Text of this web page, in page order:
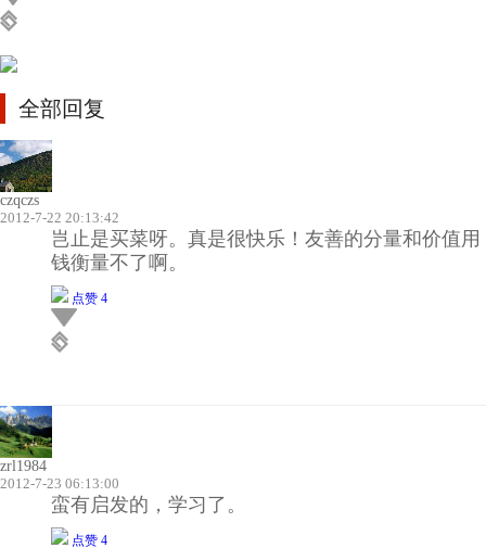
全部回复
czqczs
2012-7-22 20:13:42
岂止是买菜呀。真是很快乐！友善的分量和价值用
钱衡量不了啊。
点赞 4
zrl1984
2012-7-23 06:13:00
蛮有启发的，学习了。
点赞 4